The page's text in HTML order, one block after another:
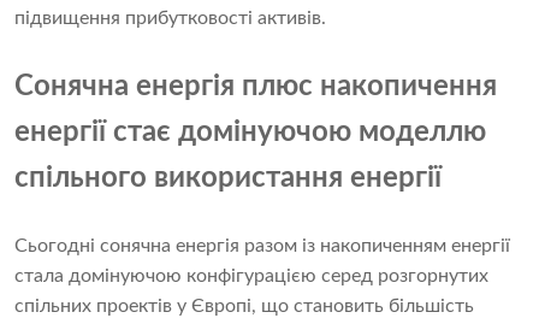
підвищення прибутковості активів.
Сонячна енергія плюс накопичення
енергії стає домінуючою моделлю
спільного використання енергії
Сьогодні сонячна енергія разом із накопиченням енергії
стала домінуючою конфігурацією серед розгорнутих
спільних проектів у Європі, що становить більшість